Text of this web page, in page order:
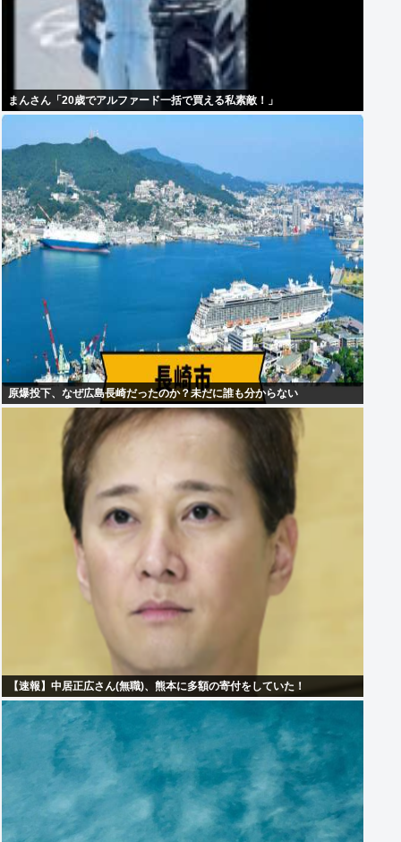
まんさん「20歳でアルファード一括で買える私素敵！」
原爆投下、なぜ広島長崎だったのか？未だに誰も分からない
【速報】中居正広さん(無職)、熊本に多額の寄付をしていた！